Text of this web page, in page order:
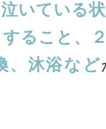
いている
ること、
、沐浴など